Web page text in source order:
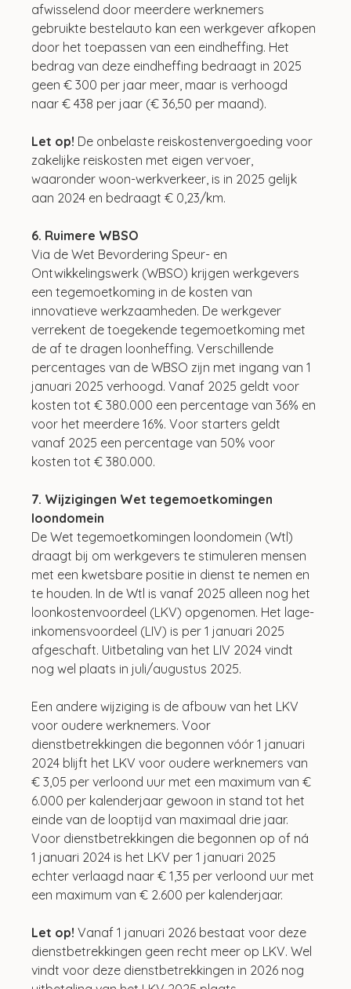
afwisselend door meerdere werknemers
gebruikte bestelauto kan een werkgever afkopen
door het toepassen van een eindheffing. Het
bedrag van deze eindheffing bedraagt in 2025
geen € 300 per jaar meer, maar is verhoogd
naar € 438 per jaar (€ 36,50 per maand).
Let op! De onbelaste reiskostenvergoeding voor
zakelijke reiskosten met eigen vervoer,
waaronder woon-werkverkeer, is in 2025 gelijk
aan 2024 en bedraagt € 0,23/km.
6. Ruimere WBSO
Via de Wet Bevordering Speur- en
Ontwikkelingswerk (WBSO) krijgen werkgevers
een tegemoetkoming in de kosten van
innovatieve werkzaamheden. De werkgever
verrekent de toegekende tegemoetkoming met
de af te dragen loonheffing. Verschillende
percentages van de WBSO zijn met ingang van 1
januari 2025 verhoogd. Vanaf 2025 geldt voor
kosten tot € 380.000 een percentage van 36% en
voor het meerdere 16%. Voor starters geldt
vanaf 2025 een percentage van 50% voor
kosten tot € 380.000.
7. Wijzigingen Wet tegemoetkomingen
loondomein
De Wet tegemoetkomingen loondomein (Wtl)
draagt bij om werkgevers te stimuleren mensen
met een kwetsbare positie in dienst te nemen en
te houden. In de Wtl is vanaf 2025 alleen nog het
loonkostenvoordeel (LKV) opgenomen. Het lage-
inkomensvoordeel (LIV) is per 1 januari 2025
afgeschaft. Uitbetaling van het LIV 2024 vindt
nog wel plaats in juli/augustus 2025.
Een andere wijziging is de afbouw van het LKV
voor oudere werknemers. Voor
dienstbetrekkingen die begonnen vóór 1 januari
2024 blijft het LKV voor oudere werknemers van
€ 3,05 per verloond uur met een maximum van €
6.000 per kalenderjaar gewoon in stand tot het
einde van de looptijd van maximaal drie jaar.
Voor dienstbetrekkingen die begonnen op of ná
1 januari 2024 is het LKV per 1 januari 2025
echter verlaagd naar € 1,35 per verloond uur met
een maximum van € 2.600 per kalenderjaar.
Let op! Vanaf 1 januari 2026 bestaat voor deze
dienstbetrekkingen geen recht meer op LKV. Wel
vindt voor deze dienstbetrekkingen in 2026 nog